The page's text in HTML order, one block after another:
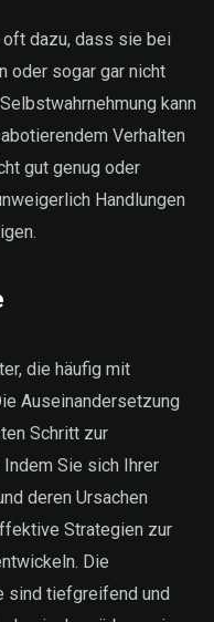
oft dazu, dass sie bei
oder sogar gar nicht
kann
Verhalten
gut genug oder
Handlungen
die häufig mit
Auseinandersetzung
Schritt zur
Sie sich Ihrer
deren Ursachen
Strategien zur
Die
sind tiefgreifend und